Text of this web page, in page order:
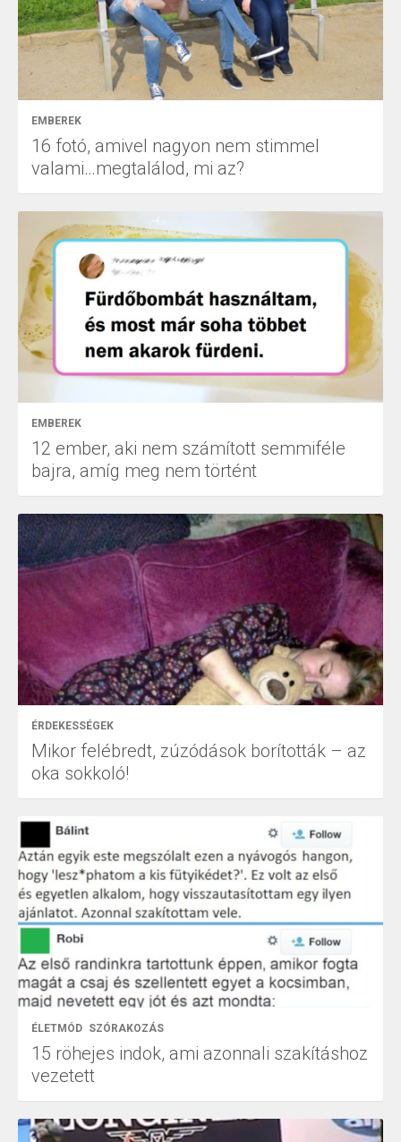
EMBEREK
16 fotó, amivel nagyon nem stimmel
valami…megtalálod, mi az?
EMBEREK
12 ember, aki nem számított semmiféle
bajra, amíg meg nem történt
ÉRDEKESSÉGEK
Mikor felébredt, zúzódások borították – az
oka sokkoló!
ÉLETMÓD SZÓRAKOZÁS
15 röhejes indok, ami azonnali szakításhoz
vezetett